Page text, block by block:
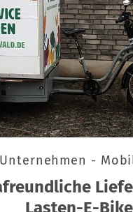
-
Lasten-E-Bike